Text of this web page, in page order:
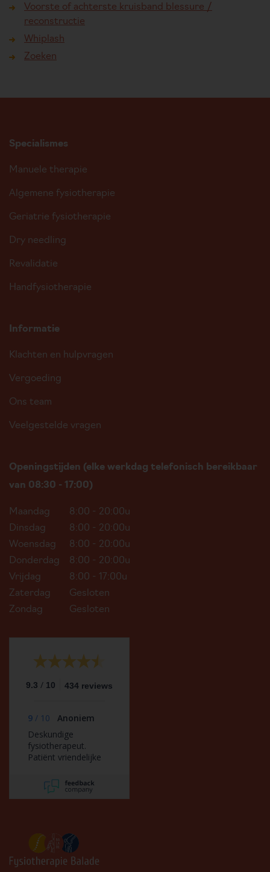
Voorste of achterste kruisband blessure /
reconstructie
Whiplash
Zoeken
Specialismes
Manuele therapie
Algemene fysiotherapie
Geriatrie fysiotherapie
Dry needling
Revalidatie
Handfysiotherapie
Informatie
Klachten en hulpvragen
Vergoeding
Ons team
Veelgestelde vragen
Openingstijden (elke werkdag telefonisch bereikbaar
van 08:30 - 17:00)
Maandag
8:00 - 20:00u
Dinsdag
8:00 - 20:00u
Woensdag
8:00 - 20:00u
Donderdag
8:00 - 20:00u
Vrijdag
8:00 - 17:00u
Zaterdag
Gesloten
Zondag
Gesloten
9.3 / 10 434 reviews
9 / 10
Anoniem
Deskundige
fysiotherapeut.
Patiënt vriendelijke
goede adviezen.